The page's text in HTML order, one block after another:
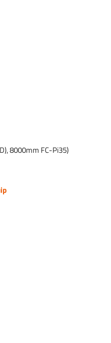
8000mm FC-Pi35)